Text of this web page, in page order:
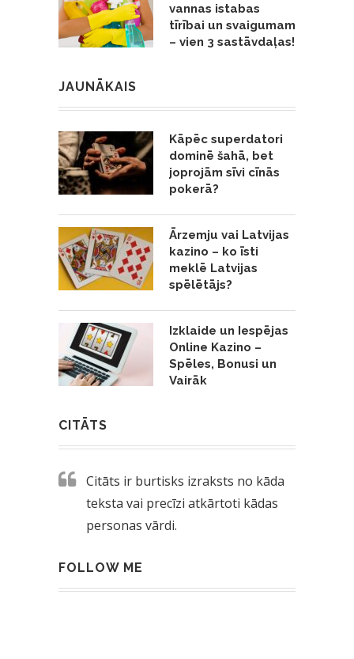
vannas istabas
tīrībai un svaigumam
– vien 3 sastāvdaļas!
JAUNĀKAIS
Kāpēc superdatori
dominē šahā, bet
joprojām sīvi cīnās
pokerā?
Ārzemju vai Latvijas
kazino – ko īsti
meklē Latvijas
spēlētājs?
Izklaide un Iespējas
Online Kazino –
Spēles, Bonusi un
Vairāk
CITĀTS
Citāts ir burtisks izraksts no kāda
teksta vai precīzi atkārtoti kādas
personas vārdi.
FOLLOW ME